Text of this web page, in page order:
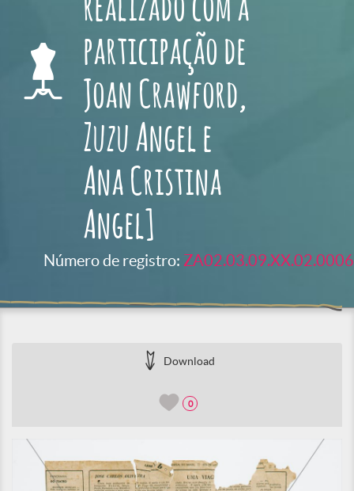
realizado com a
participação de
Joan Crawford,
Zuzu Angel e
Ana Cristina
Angel]
Número de registro: ZA02.03.09.XX.02.0006
Download
0